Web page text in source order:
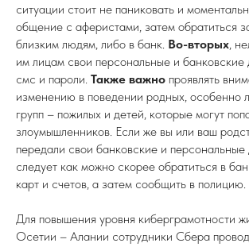
ситуации стоит не паниковать и
общение с аферистами, затем обратиться
близким людям, либо в банк. Во-вторых,
им лицам свои персональные и банковские
смс и пароли. Также важно проявлять
изменению в поведении родных, особенно
групп – пожилых и детей, которые могут
злоумышленников. Если же вы или ваш
передали свои банковские и персональные
следует как можно скорее обратиться в
карт и счетов, а затем сообщить в полицию.
Для повышения уровня киберграмотности
Осетии – Алании сотрудники Сбера